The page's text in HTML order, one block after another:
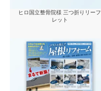
ヒロ国立整骨院様 三つ折りリーフ
レット